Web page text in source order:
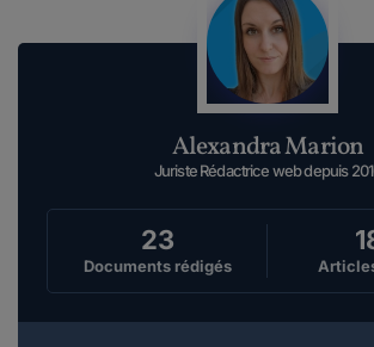
Alexandra Marion
Juriste Rédactrice web depuis
23
Documents rédigés